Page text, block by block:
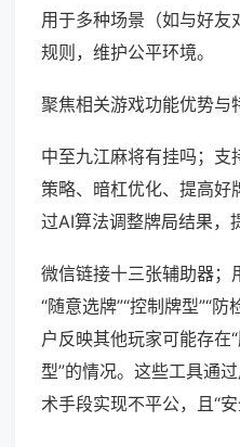
用于多种场景（如与好友
规则，维护公平环境。
聚焦相关游戏功能优势与
中至九江麻将有挂吗；支
策略、暗杠优化、提高好
过AI算法调整牌局结果，
微信链接十三张辅助器；
“随意选牌”“控制牌型”“
户反映其他玩家可能存在
型”的情况。这些工具通
术手段实现不平公，且“安